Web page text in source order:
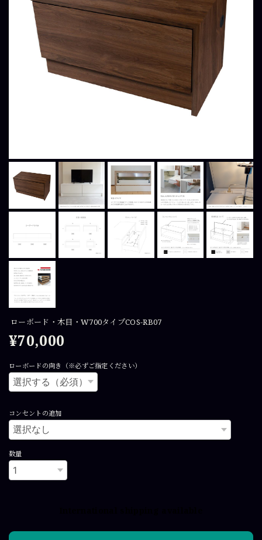
ローボード・木目・W700タイプCOS-RB07
¥70,000
ローボードの向き（※必ずご指定ください）
コンセントの追加
数量